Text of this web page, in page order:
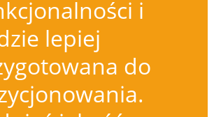
i
lepiej
do